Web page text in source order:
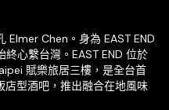
Elmer Chen。身為 EAST END
心繫台灣。EAST END 位於
賦樂旅居三樓，是全台首
型酒吧，推出融合在地風味